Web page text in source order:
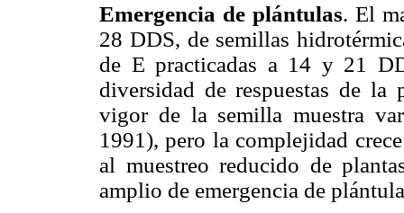
Emergencia de plántulas. El
28 DDS, de semillas
de E practicadas a 14 y 21
diversidad de respuestas de
vigor de la semilla muestra
1991), pero la complejidad
al muestreo reducido de
amplio de emergencia de